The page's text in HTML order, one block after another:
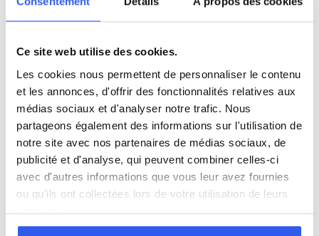
Ce site web utilise des cookies.
Les cookies nous permettent de personnaliser le contenu
et les annonces, d'offrir des fonctionnalités relatives aux
médias sociaux et d'analyser notre trafic. Nous
partageons également des informations sur l'utilisation de
notre site avec nos partenaires de médias sociaux, de
publicité et d'analyse, qui peuvent combiner celles-ci
avec d'autres informations que vous leur avez fournies
ou qu'ils ont collectées lors de votre utilisation de leurs
services.
Économie
Espagnol
Allemand
Cours par niveau
Seconde Première Terminale